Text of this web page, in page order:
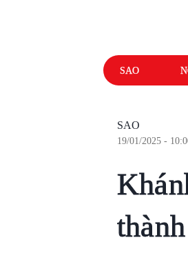
SAO
SAO
19/01/2025 -